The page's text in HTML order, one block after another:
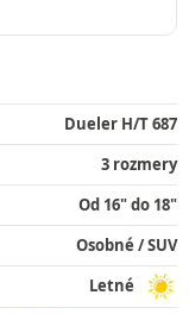
Dueler H/T 687
3 rozmery
Od 16" do 18"
Osobné / SUV
Letné